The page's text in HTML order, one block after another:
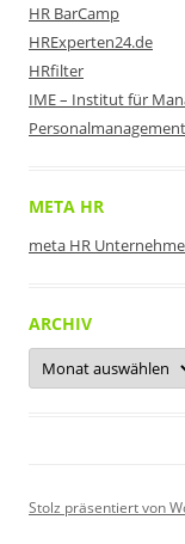
HR BarCamp
HRExperten24.de
HRfilter
IME – Institut für
META HR
meta HR
ARCHIV
Archiv
Stolz präsentiert von